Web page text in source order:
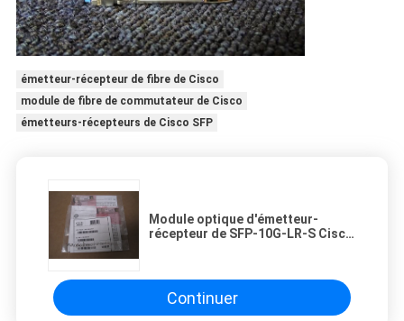
émetteur-récepteur de fibre de Cisco
module de fibre de commutateur de Cisco
émetteurs-récepteurs de Cisco SFP
Module optique d'émetteur-
récepteur de SFP-10G-LR-S Cisco
données/entreprise
Continuer